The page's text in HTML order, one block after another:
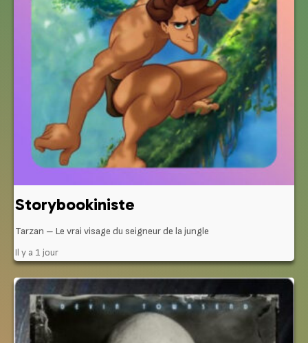
Storybookiniste
Tarzan – Le vrai visage du seigneur de la jungle
Il y a 1 jour